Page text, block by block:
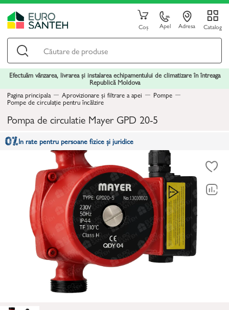
Coș Apel Adresa Catalog
Efectuăm vânzarea, livrarea și instalarea echipamentului de climatizare în întreaga
Republică Moldova
Pagina principala
Aprovizionare și filtrare a apei Pompe
Pompe de circulație pentru încălzire
Pompa de circulatie Mayer GPD 20-5
In rate pentru persoane fizice și juridice